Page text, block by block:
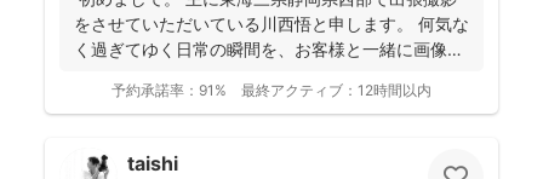
をさせていただいている川西悟と申します。 何気な
く過ぎてゆく日常の瞬間を、お客様と一緒に画像と
予約承諾率： 91% 最終アクティブ： 12時間以内
taishi